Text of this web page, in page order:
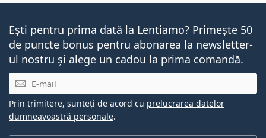
Ești pentru prima dată la Lentiamo? Primește 50
de puncte bonus pentru abonarea la newsletter-
ul nostru și alege un cadou la prima comandă.
E-mail
Prin trimitere, sunteți de acord cu prelucrarea datelor
dumneavoastră personale.